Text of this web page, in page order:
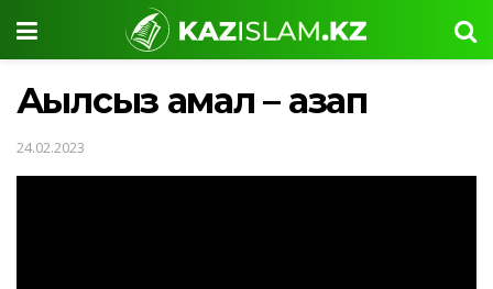
Ақылсыз амал – азап
24.02.2023